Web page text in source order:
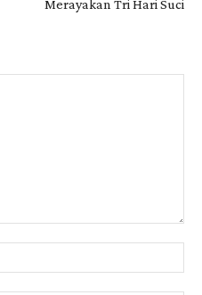
Merayakan Tri Hari Suci